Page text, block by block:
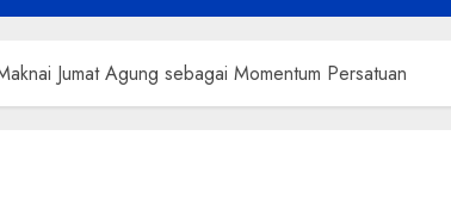
Jumat Agung sebagai Momentum Persatuan